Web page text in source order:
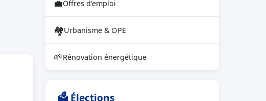
💼Offres d'emploi
🏘Urbanisme & DPE
🌱Rénovation énergétique
🗳 Élections